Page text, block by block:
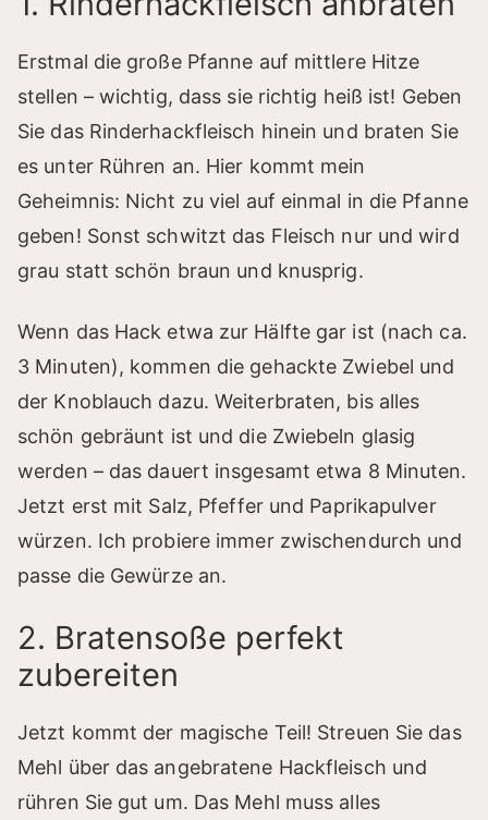
Erstmal die große Pfanne auf mittlere Hitze
stellen – wichtig, dass sie richtig heiß ist! Geben
Sie das Rinderhackfleisch hinein und braten Sie
es unter Rühren an. Hier kommt mein
Geheimnis: Nicht zu viel auf einmal in die Pfanne
geben! Sonst schwitzt das Fleisch nur und wird
grau statt schön braun und knusprig.
Wenn das Hack etwa zur Hälfte gar ist (nach ca.
3 Minuten), kommen die gehackte Zwiebel und
der Knoblauch dazu. Weiterbraten, bis alles
schön gebräunt ist und die Zwiebeln glasig
werden – das dauert insgesamt etwa 8 Minuten.
Jetzt erst mit Salz, Pfeffer und Paprikapulver
würzen. Ich probiere immer zwischendurch und
passe die Gewürze an.
2. Bratensoße perfekt
zubereiten
Jetzt kommt der magische Teil! Streuen Sie das
Mehl über das angebratene Hackfleisch und
rühren Sie gut um. Das Mehl muss alles